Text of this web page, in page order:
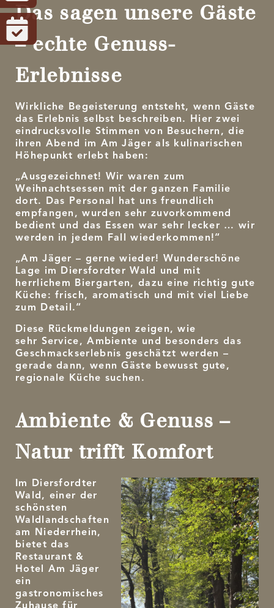
Das sagen unsere Gäste
– echte Genuss-
Erlebnisse
Wirkliche Begeisterung entsteht, wenn Gäste
das Erlebnis selbst beschreiben. Hier zwei
eindrucksvolle Stimmen von Besuchern, die
ihren Abend im Am Jäger als kulinarischen
Höhepunkt erlebt haben:
„Ausgezeichnet! Wir waren zum
Weihnachtsessen mit der ganzen Familie
dort. Das Personal hat uns freundlich
empfangen, wurden sehr zuvorkommend
bedient und das Essen war sehr lecker … wir
werden in jedem Fall wiederkommen!“
„Am Jäger – gerne wieder! Wunderschöne
Lage im Diersfordter Wald und mit
herrlichem Biergarten, dazu eine richtig gute
Küche: frisch, aromatisch und mit viel Liebe
zum Detail.“
Diese Rückmeldungen zeigen, wie
sehr Service, Ambiente und besonders das
Geschmackserlebnis geschätzt werden –
gerade dann, wenn Gäste bewusst gute,
regionale Küche suchen.
Ambiente & Genuss –
Natur trifft Komfort
Im Diersfordter
Wald, einer der
schönsten
Waldlandschaften
am Niederrhein,
bietet das
Restaurant &
Hotel Am Jäger
ein
gastronomisches